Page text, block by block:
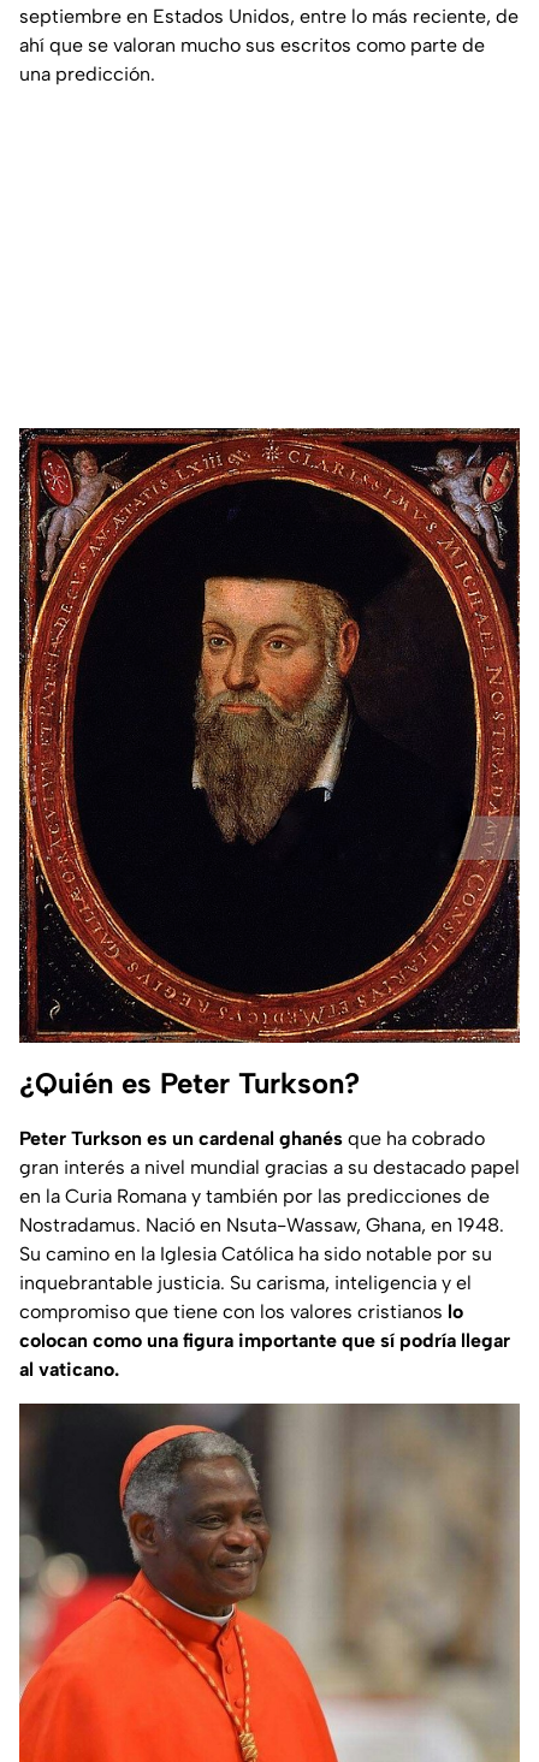
septiembre en Estados Unidos, entre lo más reciente, de
ahí que se valoran mucho sus escritos como parte de
una predicción.
¿Quién es Peter Turkson?
Peter Turkson es un cardenal ghanés que ha cobrado
gran interés a nivel mundial gracias a su destacado papel
en la Curia Romana y también por las predicciones de
Nostradamus. Nació en Nsuta-Wassaw, Ghana, en 1948.
Su camino en la Iglesia Católica ha sido notable por su
inquebrantable justicia. Su carisma, inteligencia y el
compromiso que tiene con los valores cristianos lo
colocan como una figura importante que sí podría llegar
al vaticano.